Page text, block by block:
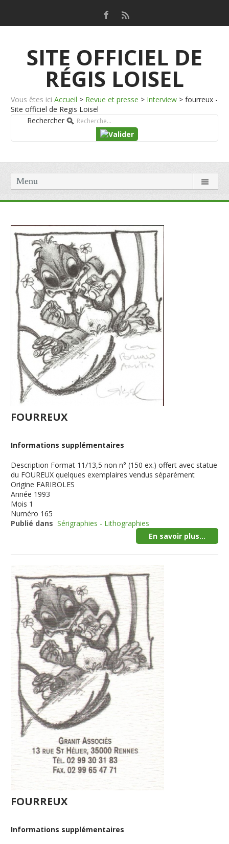
SITE OFFICIEL DE
RÉGIS LOISEL
Vous êtes ici Accueil > Revue et presse > Interview > fourreux -
Site officiel de Regis Loisel
Rechercher
Menu
FOURREUX
Informations supplémentaires
Description Format 11/13,5 non n° (150 ex.) offert avec statue
du FOUREUX quelques exemplaires vendus séparément
Origine FARIBOLES
Année 1993
Mois 1
Numéro 165
Publié dans Sérigraphies - Lithographies
En savoir plus...
FOURREUX
Informations supplémentaires